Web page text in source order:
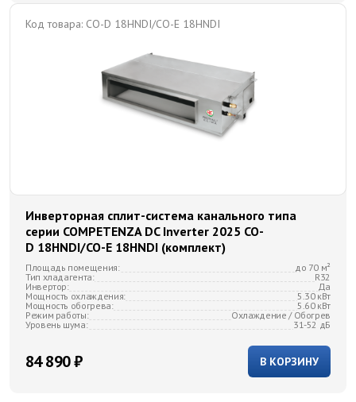
Код товара: CO-D 18HNDI/CO-E 18HNDI
Инверторная сплит-система канального типа
серии COMPETENZA DC Inverter 2025 CO-
D 18HNDI/CO-E 18HNDI (комплект)
Площадь помещения:
до 70 м²
Тип хладагента:
R32
Инвертор:
Да
Мощность охлаждения:
5.30 кВт
Мощность обогрева:
5.60 кВт
Режим работы:
Охлаждение / Обогрев
Уровень шума:
31-52 дБ
В КОРЗИНУ
84 890 ₽